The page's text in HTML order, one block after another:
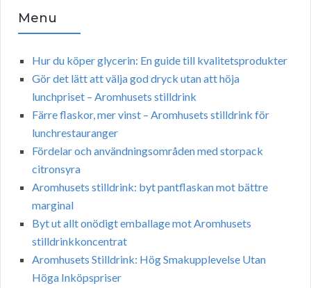
Menu
Hur du köper glycerin: En guide till kvalitetsprodukter
Gör det lätt att välja god dryck utan att höja
lunchpriset – Aromhusets stilldrink
Färre flaskor, mer vinst – Aromhusets stilldrink för
lunchrestauranger
Fördelar och användningsområden med storpack
citronsyra
Aromhusets stilldrink: byt pantflaskan mot bättre
marginal
Byt ut allt onödigt emballage mot Aromhusets
stilldrinkkoncentrat
Aromhusets Stilldrink: Hög Smakupplevelse Utan
Höga Inköpspriser